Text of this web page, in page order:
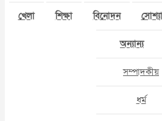
খেলা শিক্ষা বিনোদন
অন্যান্য
সম্পাদকীয়
ধর্ম